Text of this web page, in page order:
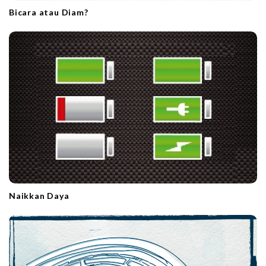
Bicara atau Diam?
Naikkan Daya